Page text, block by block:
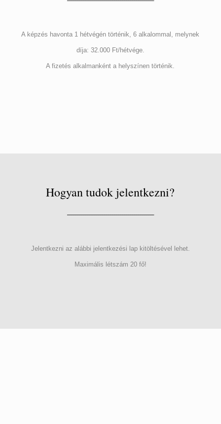
A képzés havonta 1 hétvégén történik, 6 alkalommal, melynek
díja: 32.000 Ft/hétvége.
A fizetés alkalmanként a helyszínen történik.
Hogyan tudok jelentkezni?
Jelentkezni az alábbi jelentkezési lap kitöltésével lehet.
Maximális létszám 20 fő!